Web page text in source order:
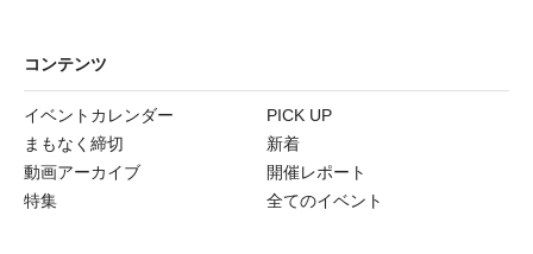
コンテンツ
イベントカレンダー
PICK UP
まもなく締切
新着
動画アーカイブ
開催レポート
特集
全てのイベント